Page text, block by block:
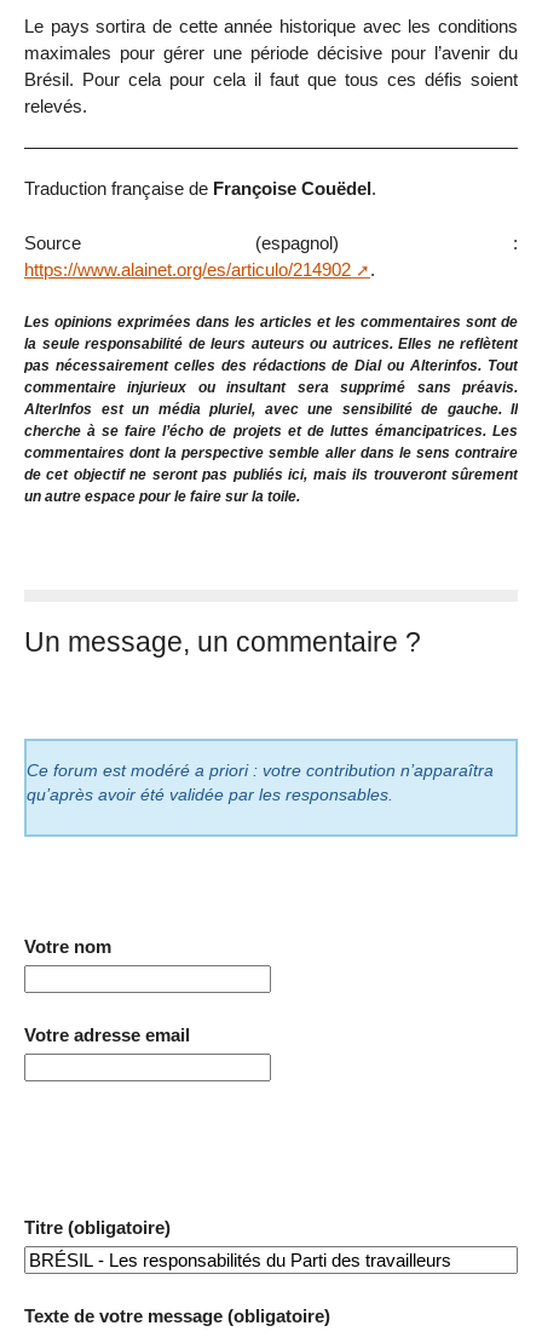
Le pays sortira de cette année historique avec les conditions
maximales pour gérer une période décisive pour l’avenir du
Brésil. Pour cela pour cela il faut que tous ces défis soient
relevés.
Traduction française de Françoise Couëdel .
Source (espagnol) :
https://www.alainet.org/es/articulo/214902
.
Les opinions exprimées dans les articles et les commentaires sont de
la seule responsabilité de leurs auteurs ou autrices. Elles ne reflètent
pas nécessairement celles des rédactions de Dial ou Alterinfos. Tout
commentaire injurieux ou insultant sera supprimé sans préavis.
AlterInfos est un média pluriel, avec une sensibilité de gauche. Il
cherche à se faire l’écho de projets et de luttes émancipatrices. Les
commentaires dont la perspective semble aller dans le sens contraire
de cet objectif ne seront pas publiés ici, mais ils trouveront sûrement
un autre espace pour le faire sur la toile.
Un message, un commentaire ?
Ce forum est modéré a priori : votre contribution n’apparaîtra
qu’après avoir été validée par les responsables.
Votre nom
Votre adresse email
Titre (obligatoire)
Texte de votre message (obligatoire)